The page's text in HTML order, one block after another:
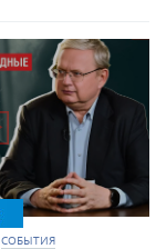
СОБЫТИЯ